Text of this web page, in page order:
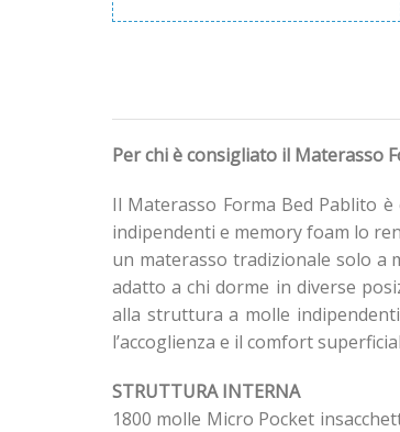
Per chi è consigliato il Materasso
Il Materasso Forma Bed Pablito
indipendenti e memory foam lo
un materasso tradizionale solo a
adatto a chi dorme in diverse
alla struttura a molle
l’accoglienza e il comfort
STRUTTURA INTERNA
1800 molle Micro Pocket